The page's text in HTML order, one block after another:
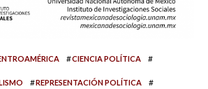
#CIENCIA POLÍTICA #
#REPRESENTACIÓN POLÍTICA #